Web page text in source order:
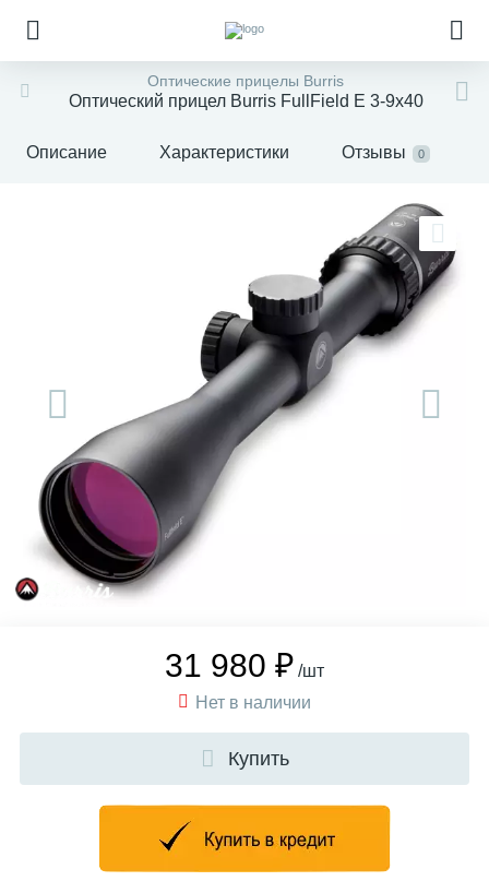
Оптические прицелы Burris
Оптический прицел Burris FullField E 3-9x40
Описание Характеристики Отзывы 0
31 980 ₽ /шт
Нет в наличии
Купить